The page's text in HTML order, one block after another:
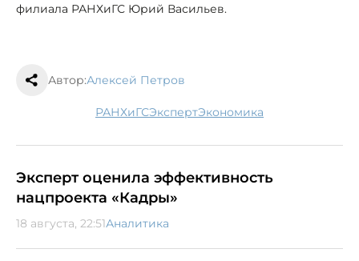
филиала РАНХиГС Юрий Васильев.
Автор:Алексей Петров
РАНХиГС эксперт экономика
Эксперт оценила эффективность
нацпроекта «Кадры»
18 августа, 22:51Аналитика